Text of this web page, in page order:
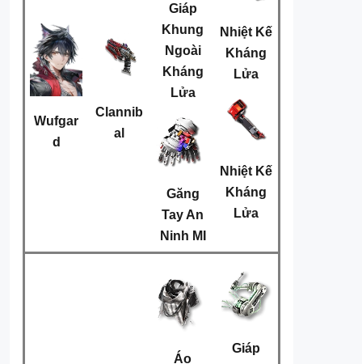
Wufgar
d
Clannib
al
Giáp
Khung
Ngoài
Kháng
Lửa
Găng
Tay An
Ninh MI
Nhiệt Kế
Kháng
Lửa
Nhiệt Kế
Kháng
Lửa
Áo
Giáp